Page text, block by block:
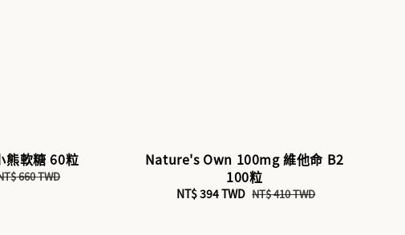
軟糖 60粒
660 TWD
Nature's Own 100mg 維他命 B2
100粒
Sale
NT$ 394 TWD Regular
NT$ 410 TWD